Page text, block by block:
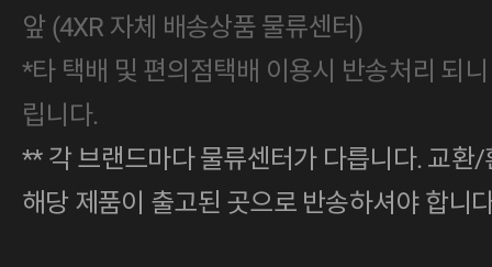
앞 (4XR 자체 배송상품 물류센터)
*타 택배 및 편의점택배 이용시 반송처리 되
립니다.
** 각 브랜드마다 물류센터가 다릅니다. 교환
해당 제품이 출고된 곳으로 반송하셔야 합니